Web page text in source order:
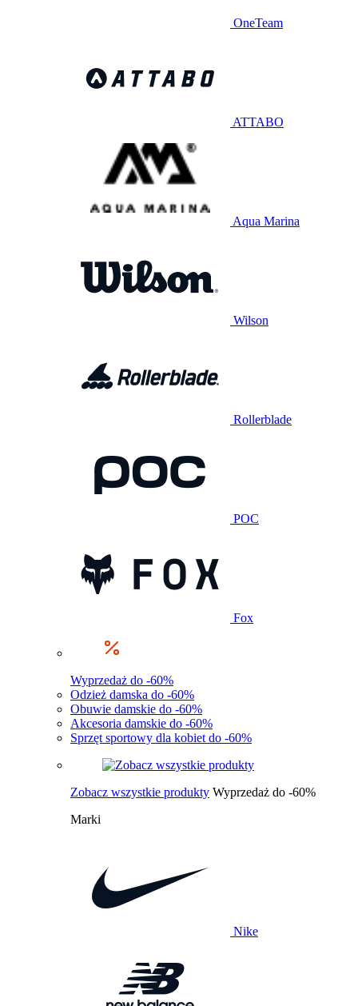
OneTeam
ATTABO
Aqua Marina
Wilson
Rollerblade
POC
Fox
Wyprzedaż do -60%
Odzież damska do -60%
Obuwie damskie do -60%
Akcesoria damskie do -60%
Sprzęt sportowy dla kobiet do -60%
Zobacz wszystkie produkty Wyprzedaż do -60%
Marki
Nike